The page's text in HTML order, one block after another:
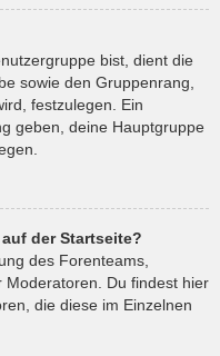
bist, dient die
sowie den Gruppenrang,
festzulegen. Ein
geben, deine Hauptgruppe
der Startseite?
des Forenteams,
Du findest hier
die diese im Einzelnen